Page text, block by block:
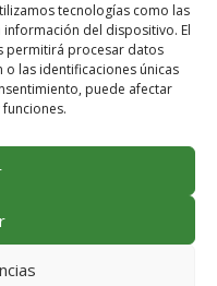
tecnologías como las
del dispositivo. El
permitirá procesar datos
las identificaciones únicas
puede afectar
DESARROLLO POR